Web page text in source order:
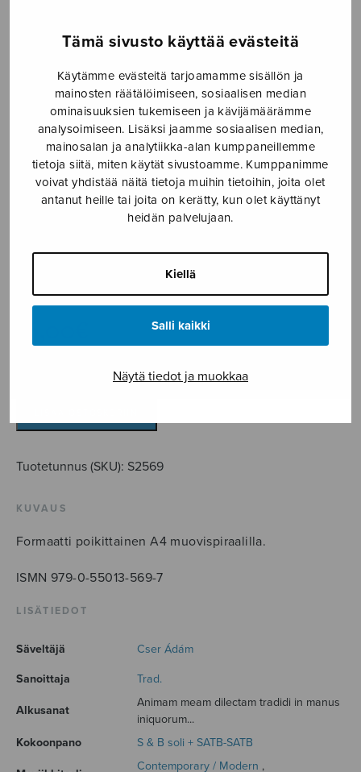
Tämä sivusto käyttää evästeitä
Käytämme evästeitä tarjoamamme sisällön ja
mainosten räätälöimiseen, sosiaalisen median
ominaisuuksien tukemiseen ja kävijämäärämme
analysoimiseen. Lisäksi jaamme sosiaalisen median,
mainosalan ja analytiikka-alan kumppaneillemme
tietoja siitä, miten käytät sivustoamme. Kumppanimme
voivat yhdistää näitä tietoja muihin tietoihin, joita olet
antanut heille tai joita on kerätty, kun olet käyttänyt
heidän palvelujaan.
Kiellä
Salli kaikki
Näytä tiedot ja muokkaa
meam dilectam tradidi…
Animam meam
tradidi…
tradidi...
Tuotetunnus (SKU): S2569
KUVAUS
Formaatti poikittainen A4 muovispiraalilla.
ISMN 979-0-55013-569-7
LISÄTIEDOT
Säveltäjä Cser Ádám
Sanoittaja Trad.
Alkusanat
Animam meam dilectam tradidi in manus
iniquorum...
Kokoonpano
S & B soli + SATB-SATB
Contemporary / Modern ,